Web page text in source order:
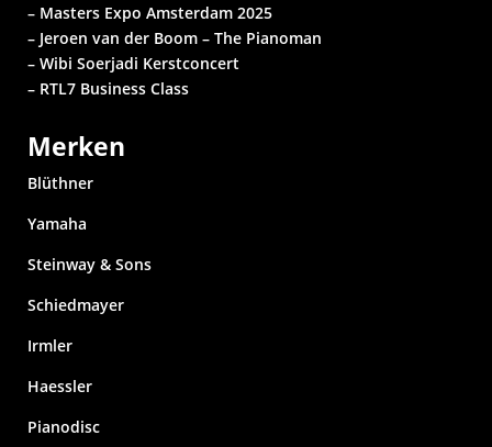
– Masters Expo Amsterdam 2025
– Jeroen van der Boom – The Pianoman
– Wibi Soerjadi Kerstconcert
– RTL7 Business Class
Merken
Blüthner
Yamaha
Steinway & Sons
Schiedmayer
Irmler
Haessler
Pianodisc